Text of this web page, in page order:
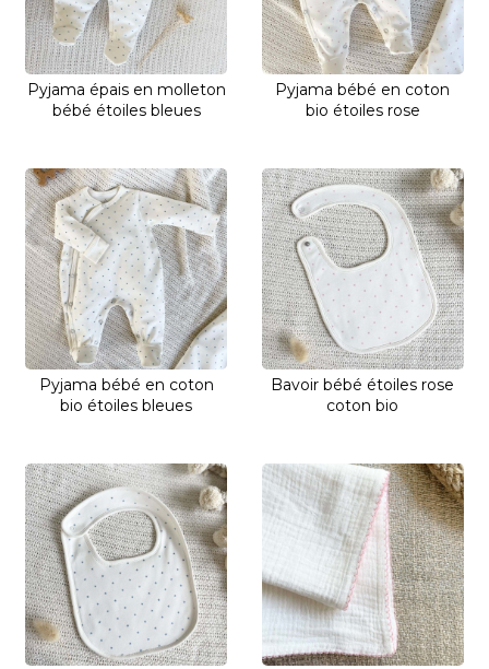
Pyjama épais en molleton
bébé étoiles bleues
Pyjama bébé en coton
bio étoiles rose
Pyjama bébé en coton
bio étoiles bleues
Bavoir bébé étoiles rose
coton bio